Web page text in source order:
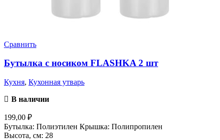
Сравнить
Бутылка с носиком FLASHKA 2 шт
Кухня, Кухонная утварь
В наличии
199,00 ₽
Бутылка: Полиэтилен Крышка: Полипропилен
Высота, см: 28